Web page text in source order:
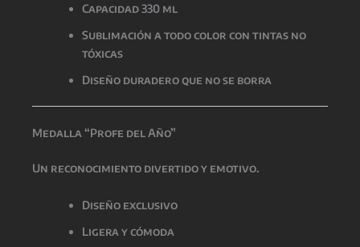
Capacidad 330 ml
Sublimación a todo color con tintas no
tóxicas
Diseño duradero que no se borra
Medalla “Profe del Año”
Un reconocimiento divertido y emotivo.
Diseño exclusivo
Ligera y cómoda